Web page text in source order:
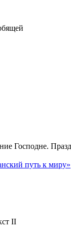
Господне.
путь к миру»
II